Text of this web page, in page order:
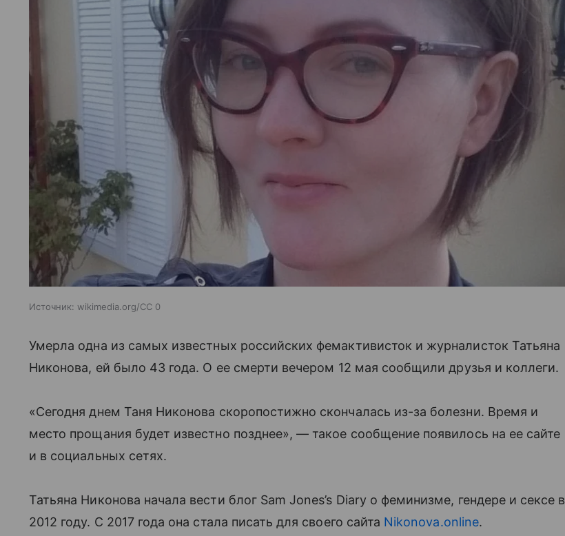
Источник: wikimedia.org/CC 0
Умерла одна из самых известных российских фемактивисток и журналисток Татьяна
Никонова, ей было 43 года. О ее смерти вечером 12 мая сообщили друзья и коллеги.
«Сегодня днем Таня Никонова скоропостижно скончалась из-за болезни. Время и
место прощания будет известно позднее», — такое сообщение появилось на ее сайте
и в социальных сетях.
Татьяна Никонова начала вести блог Sam Jones’s Diary о феминизме, гендере и сексе в
2012 году. С 2017 года она стала писать для своего сайта Nikonova.online.